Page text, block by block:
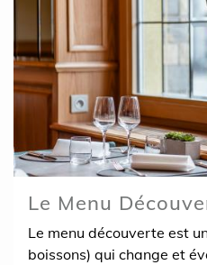
Le Menu
Le menu découverte est
boissons) qui change et